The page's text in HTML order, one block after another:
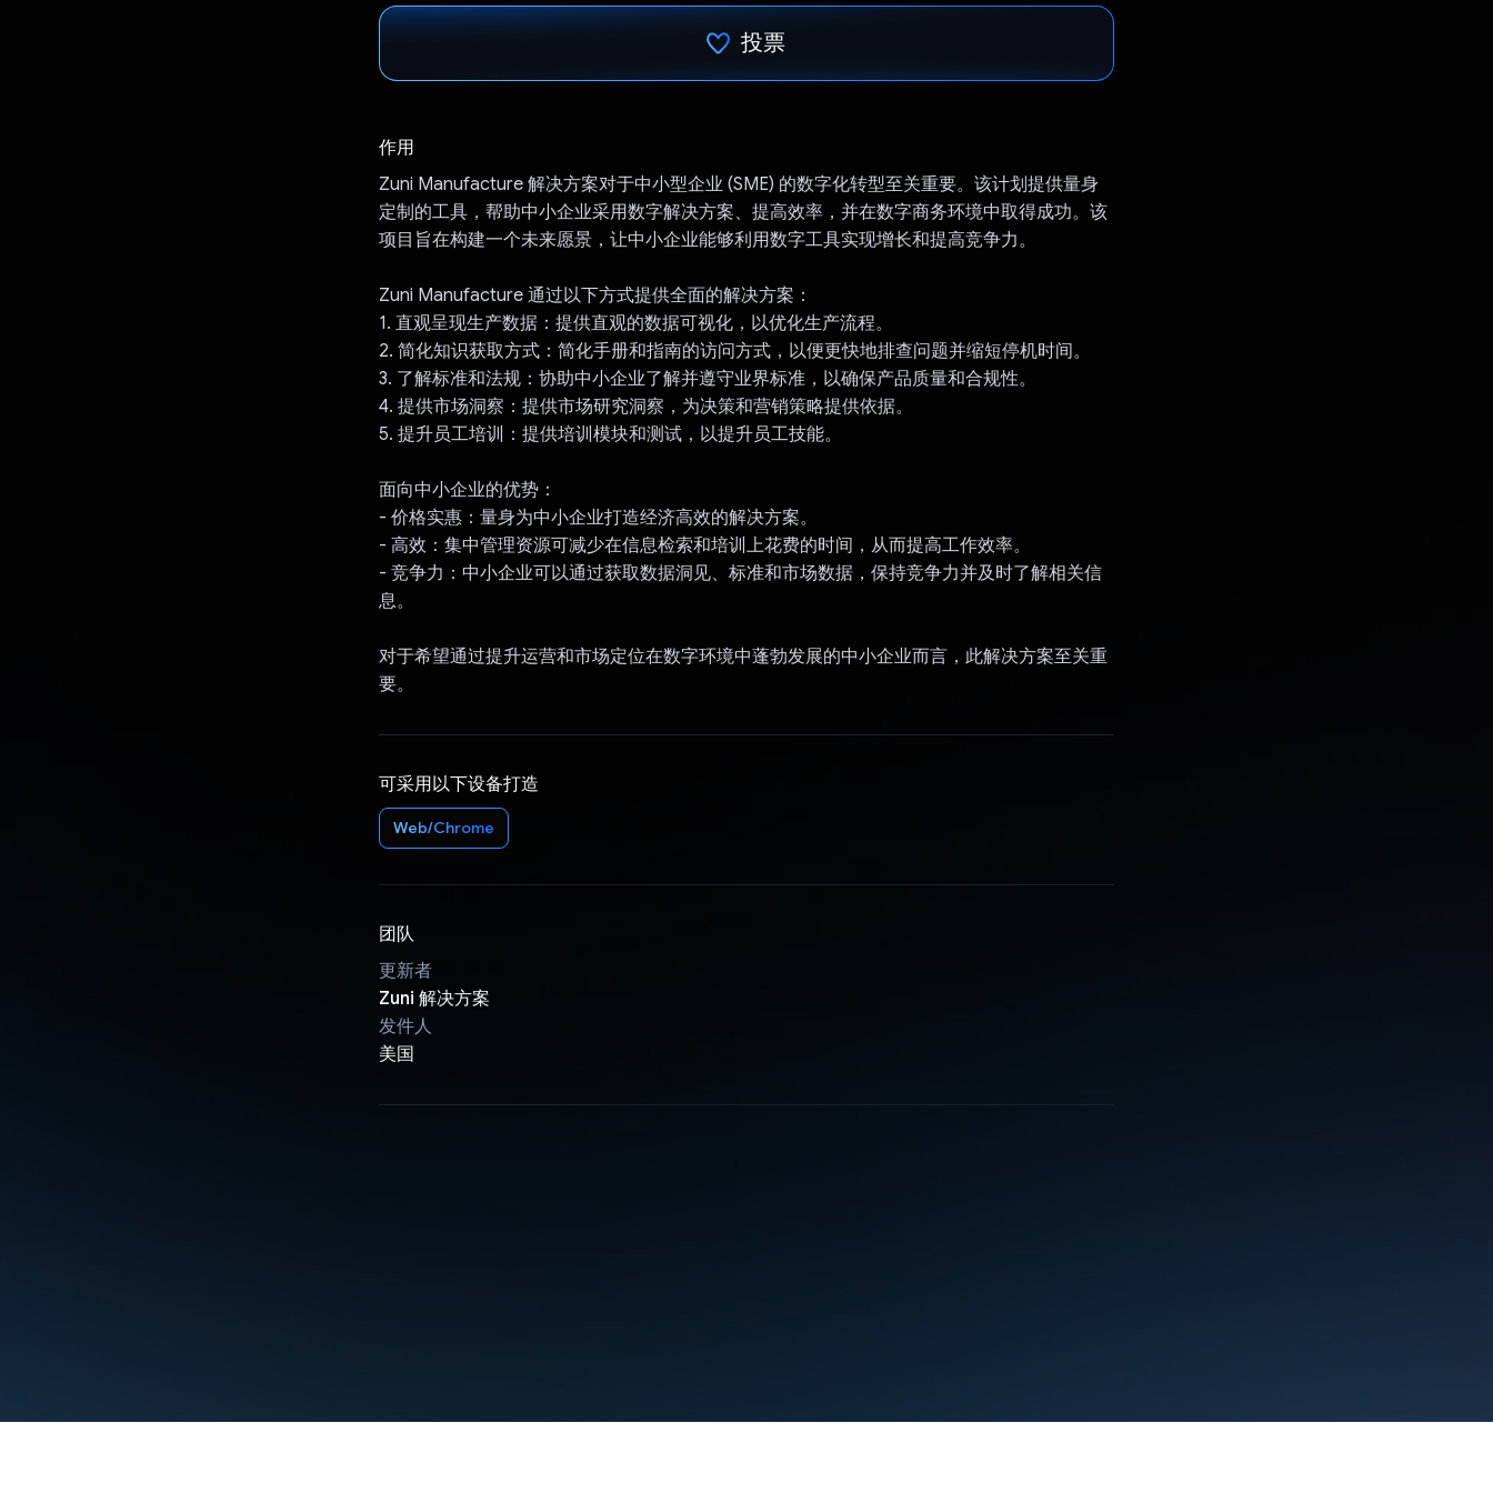
投票
作用
Zuni Manufacture 解决方案对于中小型企业 (SME) 的数字化转型至关重要。该计划提供量身
定制的工具，帮助中小企业采用数字解决方案、提高效率，并在数字商务环境中取得成功。该
项目旨在构建一个未来愿景，让中小企业能够利用数字工具实现增长和提高竞争力。
Zuni Manufacture 通过以下方式提供全面的解决方案：
1. 直观呈现生产数据：提供直观的数据可视化，以优化生产流程。
2. 简化知识获取方式：简化手册和指南的访问方式，以便更快地排查问题并缩短停机时间。
3. 了解标准和法规：协助中小企业了解并遵守业界标准，以确保产品质量和合规性。
4. 提供市场洞察：提供市场研究洞察，为决策和营销策略提供依据。
5. 提升员工培训：提供培训模块和测试，以提升员工技能。
面向中小企业的优势：
- 价格实惠：量身为中小企业打造经济高效的解决方案。
- 高效：集中管理资源可减少在信息检索和培训上花费的时间，从而提高工作效率。
- 竞争力：中小企业可以通过获取数据洞见、标准和市场数据，保持竞争力并及时了解相关信
息。
对于希望通过提升运营和市场定位在数字环境中蓬勃发展的中小企业而言，此解决方案至关重
要。
可采用以下设备打造
Web/Chrome
团队
更新者
Zuni 解决方案
发件人
美国